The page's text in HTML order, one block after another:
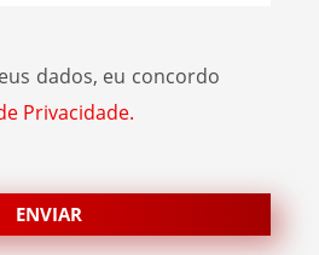
dados, eu concordo
Privacidade.